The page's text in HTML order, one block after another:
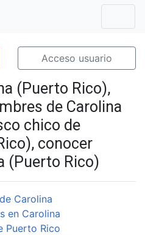
Acceso usuario
(Puerto Rico),
de Carolina
chico de
conocer
(Puerto Rico)
Carolina
en Carolina
Puerto Rico